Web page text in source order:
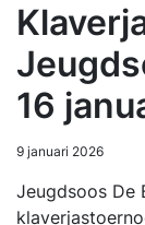
16
9 januari 2026
Jeugdsoos De